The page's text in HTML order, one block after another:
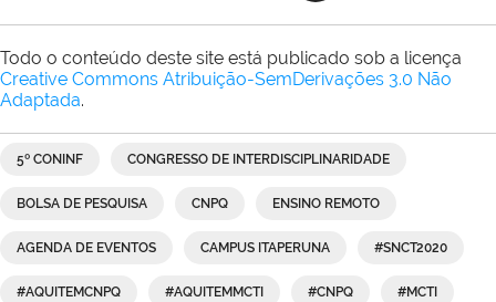
Todo o conteúdo deste site está publicado sob a licença
Creative Commons Atribuição-SemDerivações 3.0 Não
Adaptada.
5º CONINF CONGRESSO DE INTERDISCIPLINARIDADE
BOLSA DE PESQUISA CNPQ ENSINO REMOTO
AGENDA DE EVENTOS CAMPUS ITAPERUNA #SNCT2020
#AQUITEMCNPQ #AQUITEMMCTI #CNPQ #MCTI